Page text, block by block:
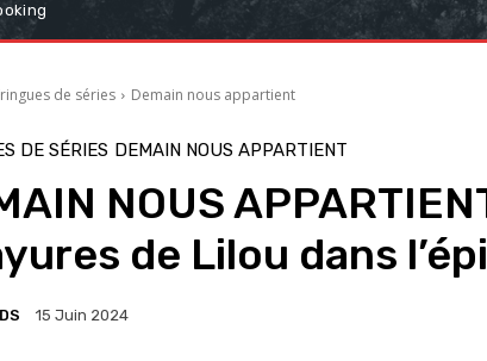
de séries Demain nous appartient
DE SÉRIES DEMAIN NOUS APPARTIENT
NOUS
de Lilou dans
15 Juin 2024